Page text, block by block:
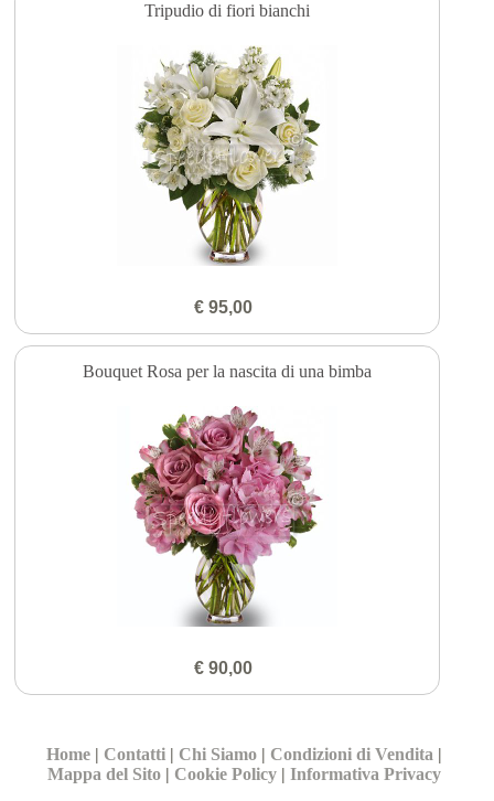
Tripudio di fiori bianchi
€ 95,00
Bouquet Rosa per la nascita di una bimba
€ 90,00
Home | Contatti | Chi Siamo | Condizioni di Vendita |
Mappa del Sito | Cookie Policy |Informativa Privacy